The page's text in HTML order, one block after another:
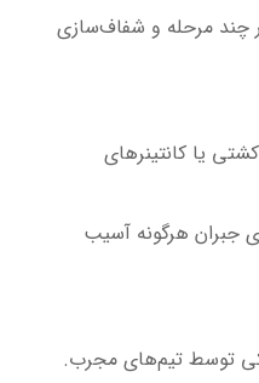
چند مرحله و شفاف‌سازی
یا کانتینرهای
جبران هرگونه آسیب
توسط تیم‌های مجرب.